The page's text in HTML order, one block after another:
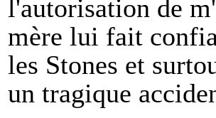
l'autorisation de
mère lui fait
les Stones et
un tragique